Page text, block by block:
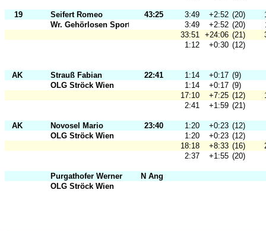
19 Seifert Romeo 43:25 3:49 +2:52 (20)
Wr. Gehörlosen Sportclub 1901
3:49 +2:52 (20)
33:51 +24:06 (21)
1:12
+0:30 (12)
AK Strauß Fabian 22:41 1:14 +0:17 (9)
OLG Ströck Wien
1:14 +0:17 (9)
17:10
+7:25 (12)
2:41
+1:59 (21)
AK Novosel Mario 23:40 1:20 +0:23 (12)
OLG Ströck Wien
1:20 +0:23 (12)
18:18
+8:33 (16)
2:37
+1:55 (20)
Purgathofer Werner
N Ang
OLG Ströck Wien